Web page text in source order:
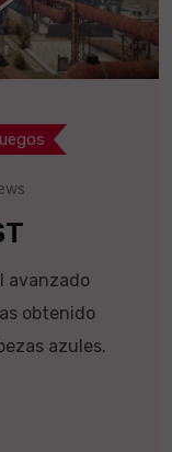
avanzado
obtenido
azules.